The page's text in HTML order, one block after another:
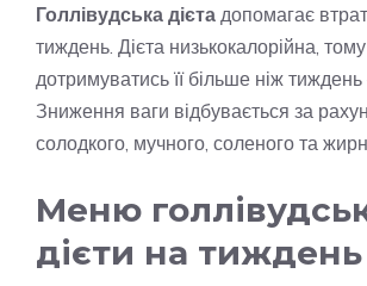
Голлівудська дієта допомагає
тиждень. Дієта низькокалорійна, тому
дотримуватись її більше ніж
Зниження ваги відбувається за
солодкого, мучного, соленого та
Меню
дієти на тиждень